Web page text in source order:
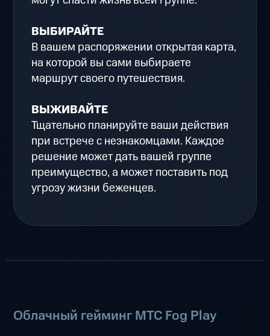
ВЫБИРАЙТЕ
В вашем распоряжении открытая карта,
на которой вы сами выбираете
маршрут своего путешествия.
ВЫЖИВАЙТЕ
Тщательно планируйте ваши действия
при встрече с незнакомцами. Каждое
решение может дать вашей группе
преимущество, а может поставить под
угрозу жизни беженцев.
Облачный гейминг МТС Fog Play